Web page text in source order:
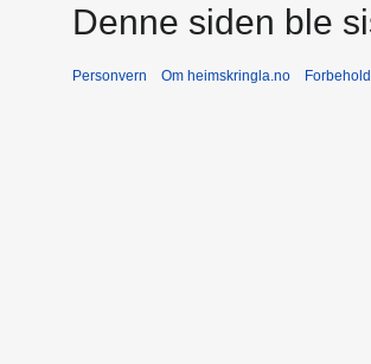
Denne siden ble
Personvern Om heimskringla.no Forbehold